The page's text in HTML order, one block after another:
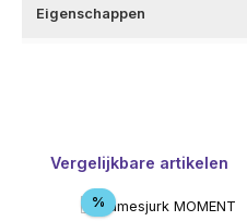
Eigenschappen
Productgalerij overslaan
Vergelijkbare artikelen
%Korting